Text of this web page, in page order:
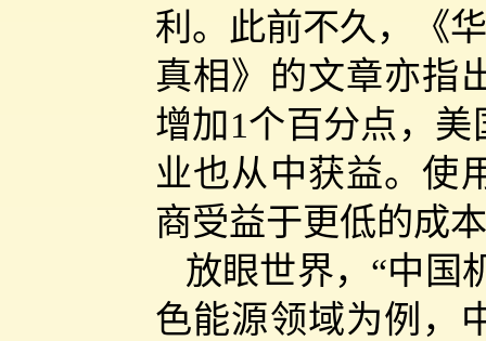
利。此前不久，《
真相》的文章亦指
增加1个百分点，
业也从中获益。使
商受益于更低的成
放眼世界，“中国
色能源领域为例，